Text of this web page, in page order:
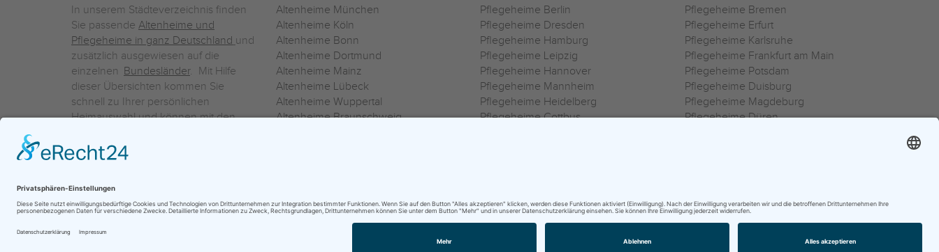
In unserem Städteverzeichnis finden
Sie passende Altenheime und
Pflegeheime in ganz Deutschland und
zusätzlich ausgewiesen auf die
einzelnen Bundesländer. Mit Hilfe
dieser Übersichten kommen Sie
schnell zu Ihrer persönlichen
Heimauswahl und können mit den
einzelnen Häuser Leistungsvergleiche
vornehmen.
Altenheime München
Altenheime Köln
Altenheime Bonn
Altenheime Dortmund
Altenheime Mainz
Altenheime Lübeck
Altenheime Wuppertal
Altenheime Braunschweig
Pflegeheime Berlin
Pflegeheime Dresden
Pflegeheime Hamburg
Pflegeheime Leipzig
Pflegeheime Hannover
Pflegeheime Mannheim
Pflegeheime Heidelberg
Pflegeheime Cottbus
Pflegeheime Bremen
Pflegeheime Erfurt
Pflegeheime Karlsruhe
Pflegeheime Frankfurt am Main
Pflegeheime Potsdam
Pflegeheime Duisburg
Pflegeheime Magdeburg
Pflegeheime Düren
0800 800 666 0